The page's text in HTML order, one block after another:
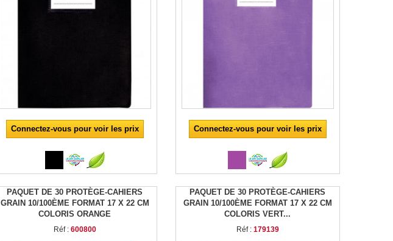
Connectez-vous pour voir les prix Connectez-vous pour voir les prix
PAQUET DE 30 PROTÈGE-CAHIERS
GRAIN 10/100ÈME FORMAT 17 X 22 CM
COLORIS ORANGE
Réf : 600800
PAQUET DE 30 PROTÈGE-CAHIERS
GRAIN 10/100ÈME FORMAT 17 X 22 CM
COLORIS VERT...
Réf : 179139